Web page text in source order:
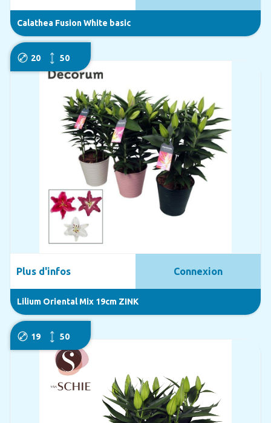
Calathea Fusion White basic
20 50
Lilium Oriental Mix 19cm ZINK
Plus d'infos Connexion
19 50